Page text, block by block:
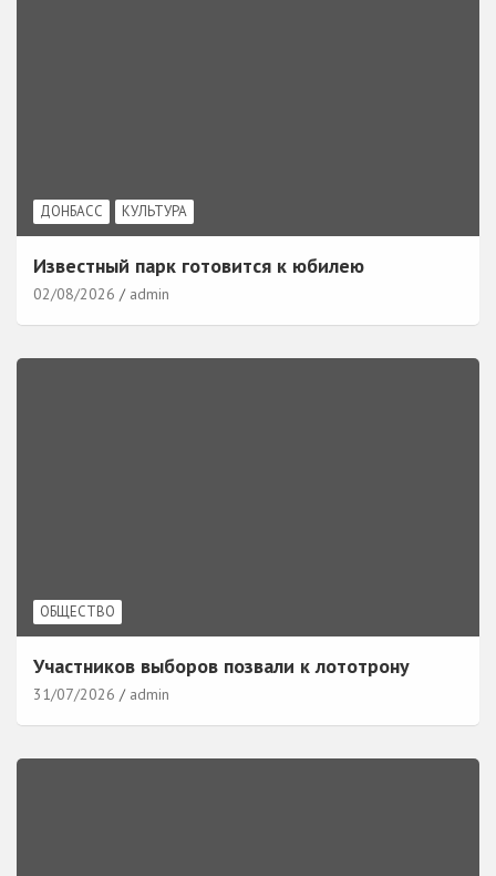
ДОНБАСС КУЛЬТУРА
Известный парк готовится к юбилею
02/08/2026 admin
ОБЩЕСТВО
Участников выборов позвали к лототрону
31/07/2026 admin